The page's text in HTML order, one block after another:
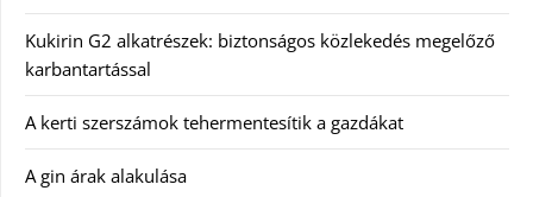
Kukirin G2 alkatrészek: biztonságos közlekedés megelőző
karbantartással
A kerti szerszámok tehermentesítik a gazdákat
A gin árak alakulása